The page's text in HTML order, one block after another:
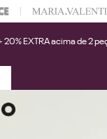
o cupom:
EXTRA acima de 2